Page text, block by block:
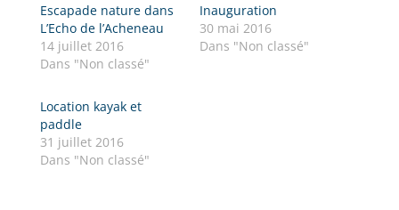
Escapade nature dans
L’Echo de l’Acheneau
14 juillet 2016
Dans "Non classé"
Inauguration
30 mai 2016
Dans "Non classé"
Location kayak et
paddle
31 juillet 2016
Dans "Non classé"